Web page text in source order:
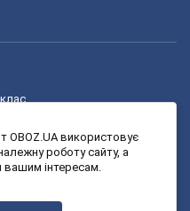
OBOZ.UA використовує
роботу сайту, а
вашим інтересам.